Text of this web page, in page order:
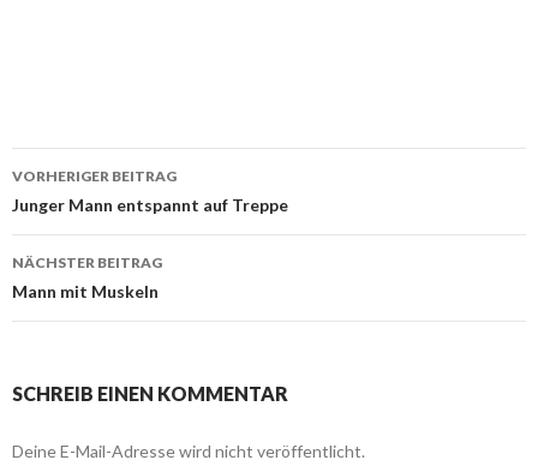
Beitragsnavigation
VORHERIGER BEITRAG
Junger Mann entspannt auf Treppe
NÄCHSTER BEITRAG
Mann mit Muskeln
SCHREIB EINEN KOMMENTAR
Deine E-Mail-Adresse wird nicht veröffentlicht.